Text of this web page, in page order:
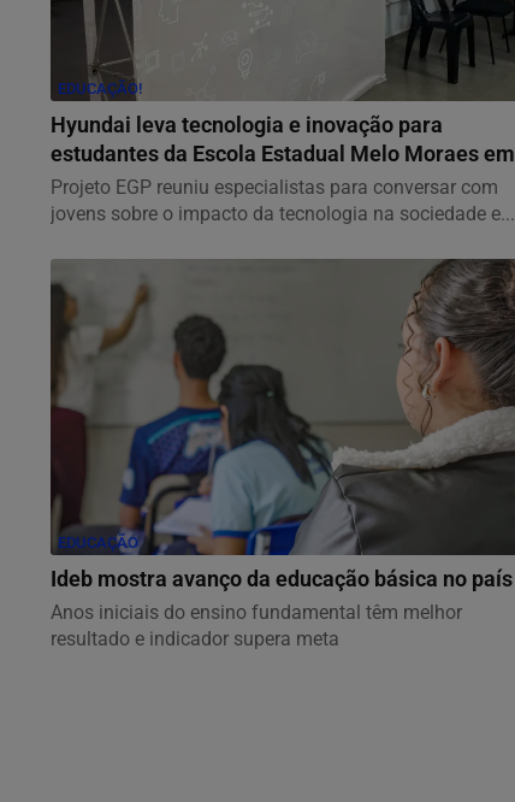
EDUCAÇÃO!
Hyundai leva tecnologia e inovação para
estudantes da Escola Estadual Melo Moraes em
ação...
Projeto EGP reuniu especialistas para conversar com
jovens sobre o impacto da tecnologia na sociedade e...
EDUCAÇÃO
Ideb mostra avanço da educação básica no país
Anos iniciais do ensino fundamental têm melhor
resultado e indicador supera meta